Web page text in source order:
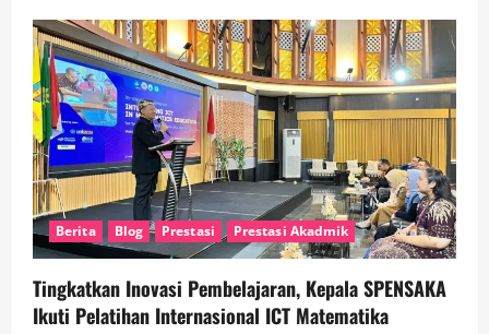
Berita Blog Prestasi Prestasi Akadmik
Tingkatkan Inovasi Pembelajaran, Kepala SPENSAKA
Ikuti Pelatihan Internasional ICT Matematika